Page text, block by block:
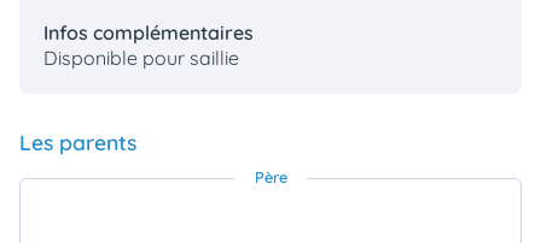
Infos complémentaires
Disponible pour saillie
Les parents
Père